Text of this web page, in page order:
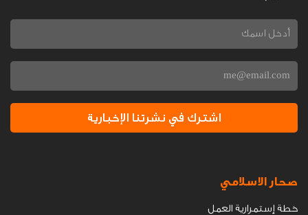
اشترك في نشرتنا الإخبارية
صحار الاسلامي
خطة إستمرارية العمل